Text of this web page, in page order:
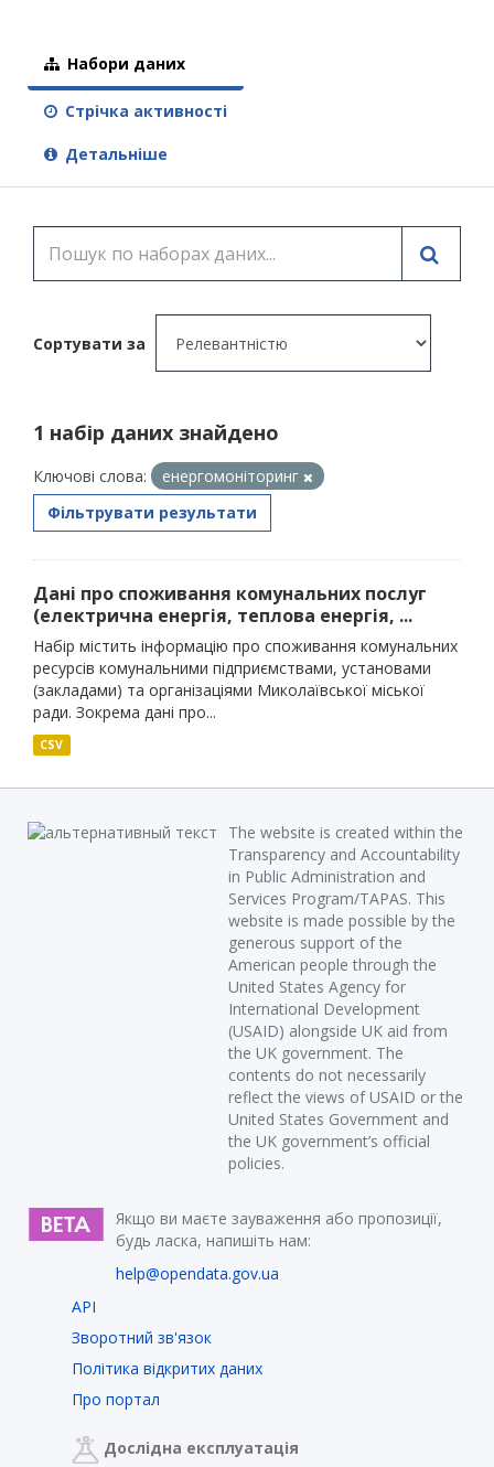
Набори даних
Стрічка активності
Детальніше
Сортувати за
1 набір даних знайдено
Ключові слова:
енергомоніторинг
Фільтрувати результати
Дані про споживання комунальних послуг
(електрична енергія, теплова енергія, ...
Набір містить інформацію про споживання комунальних
ресурсів комунальними підприємствами, установами
(закладами) та організаціями Миколаївської міської
ради. Зокрема дані про...
CSV
The website is created within the
Transparency and Accountability
in Public Administration and
Services Program/TAPAS. This
website is made possible by the
generous support of the
American people through the
United States Agency for
International Development
(USAID) alongside UK aid from
the UK government. The
contents do not necessarily
reflect the views of USAID or the
United States Government and
the UK government’s official
policies.
Якщо ви маєте зауваження або пропозиції,
будь ласка, напишіть нам:
help@opendata.gov.ua
API
Зворотний зв'язок
Політика відкритих даних
Про портал
Дослідна експлуатація